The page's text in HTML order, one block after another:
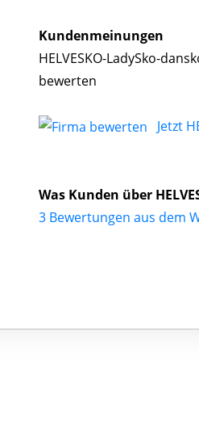
Kundenmeinungen
HELVESKO-LadySko-
bewerten
Jetzt
Was Kunden über
3 Bewertungen aus dem